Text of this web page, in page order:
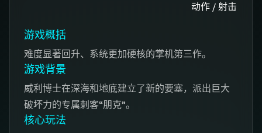
动作 / 射击
游戏概括
难度显著回升、系统更加硬核的掌机第三作。
游戏背景
威利博士在深海和地底建立了新的要塞，派出巨大
破坏力的专属刺客“朋克”。
核心玩法